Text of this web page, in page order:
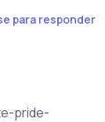
para responder
pride-